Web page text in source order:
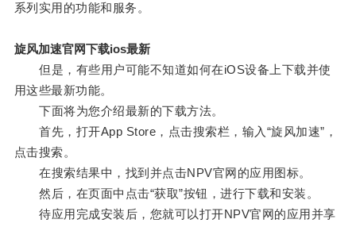
系列实用的功能和服务。
旋风加速官网下载ios最新
但是，有些用户可能不知道如何在iOS设备上下载并使
用这些最新功能。
下面将为您介绍最新的下载方法。
首先，打开App Store，点击搜索栏，输入“旋风加速”，
点击搜索。
在搜索结果中，找到并点击NPV官网的应用图标。
然后，在页面中点击“获取”按钮，进行下载和安装。
待应用完成安装后，您就可以打开NPV官网的应用并享